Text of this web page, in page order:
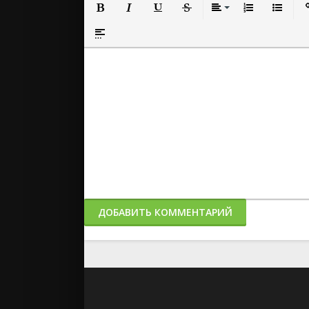
Вставка спойлера
ДОБАВИТЬ КОММЕНТАРИЙ